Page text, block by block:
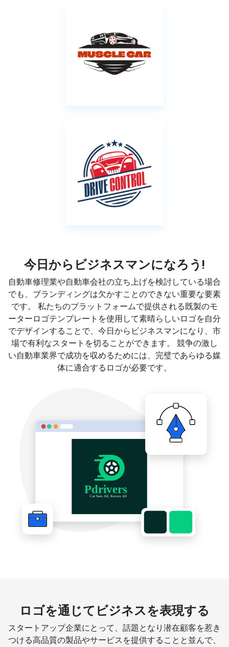
今日からビジネスマンになろう!
自動車修理業や自動車会社の立ち上げを検討している場合
でも、ブランディングは欠かすことのできない重要な要素
です。 私たちのプラットフォームで提供される既製のモ
ーターロゴテンプレートを使用して素晴らしいロゴを自分
でデザインすることで、今日からビジネスマンになり、市
場で有利なスタートを切ることができます。 競争の激し
い自動車業界で成功を収めるためには、完璧であらゆる媒
体に適合するロゴが必要です。
ロゴを通じてビジネスを表現する
スタートアップ企業にとって、話題となり潜在顧客を惹き
つける高品質の製品やサービスを提供することと並んで、